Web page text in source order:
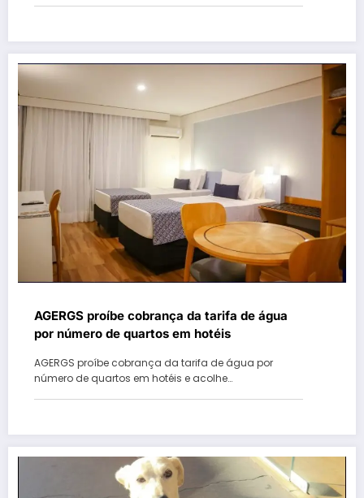
AGERGS proíbe cobrança da tarifa de água
por número de quartos em hotéis
AGERGS proíbe cobrança da tarifa de água por
número de quartos em hotéis e acolhe…